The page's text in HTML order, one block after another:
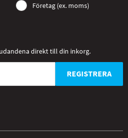
Företag (ex. moms)
direkt till din inkorg.
REGISTRERA